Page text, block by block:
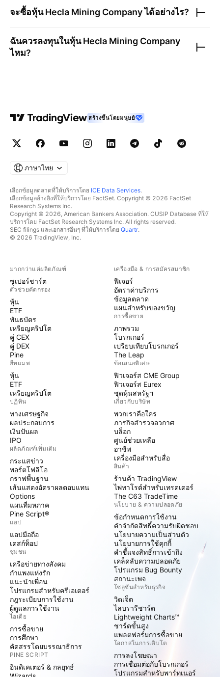
จะซื้อหุ้นHecla Mining Companyได้อย่างไร?
ฉันควรลงทุนในหุ้นHecla Mining Company
ไหม?
สร้างขึ้นโดยมนุษย์
ภาษาไทย
เลือกข้อมูลตลาดที่ให้บริการโดย ICE Data Services.
เลือกข้อมูลอ้างอิงที่ให้บริการโดย FactSet. Copyright © 2026 FactSet
Research Systems Inc.
Copyright © 2026, American Bankers Association. CUSIP Database ที่ให้
บริการโดย FactSet Research Systems Inc. All rights reserved.
SEC filings และเอกสารอื่นๆ ที่ให้บริการโดย Quartr.
© 2026 TradingView, Inc.
มากกว่าแค่ผลิตภัณฑ์
ซูเปอร์ชาร์ต
ตัวช่วยคัดกรอง
หุ้น
ETF
พันธบัตร
เหรียญคริปโต
คู่ CEX
คู่ DEX
Pine
ฮีทแมพ
หุ้น
ETF
เหรียญคริปโต
ปฏิทิน
ทางเศรษฐกิจ
ผลประกอบการ
เงินปันผล
IPO
ผลิตภัณฑ์เพิ่มเติม
กระแสข่าว
พอร์ตโฟลิโอ
กราฟพื้นฐาน
เส้นแสดงอัตราผลตอบแทน
Options
แผนที่มหภาค
Pine Script®
แอป
แอปมือถือ
เดสก์ท็อป
ชุมชน
เครือข่ายทางสังคม
กำแพงแห่งรัก
แนะนำเพื่อน
โปรแกรมสำหรับครีเอเตอร์
กฎระเบียบการใช้งาน
ผู้ดูแลการใช้งาน
ไอเดีย
การซื้อขาย
การศึกษา
คัดสรรโดยบรรณาธิการ
PINE SCRIPT
อินดิเคเตอร์ & กลยุทธ์
เครื่องมือ & การสมัครสมาชิก
ฟีเจอร์
อัตราค่าบริการ
ข้อมูลตลาด
แผนสำหรับของขวัญ
การซื้อขาย
ภาพรวม
โบรกเกอร์
เปรียบเทียบโบรกเกอร์
The Leap
ข้อเสนอพิเศษ
ฟิวเจอร์ส CME Group
ฟิวเจอร์ส Eurex
ชุดหุ้นสหรัฐฯ
เกี่ยวกับบริษัท
พวกเราคือใคร
ภารกิจสำรวจอวกาศ
บล็อก
ศูนย์ช่วยเหลือ
อาชีพ
เครื่องมือสำหรับสื่อ
สินค้า
ร้านค้า TradingView
ไพ่ทาโรต์สำหรับเทรดเดอร์
The C63 TradeTime
นโยบาย & ความปลอดภัย
ข้อกำหนดการใช้งาน
คำจำกัดสิทธิ์ความรับผิดชอบ
นโยบายความเป็นส่วนตัว
นโยบายการใช้คุกกี้
คำชี้แจงสิทธิ์การเข้าถึง
เคล็ดลับความปลอดภัย
โปรแกรม Bug Bounty
สถานะเพจ
โซลูชันสำหรับธุรกิจ
วิดเจ็ต
ไลบรารีชาร์ต
Lightweight Charts™
ชาร์ตขั้นสูง
แพลตฟอร์มการซื้อขาย
โอกาสในการเติบโต
การลงโฆษณา
การเชื่อมต่อกับโบรกเกอร์
โปรแกรมสำหรับพาร์ทเนอร์